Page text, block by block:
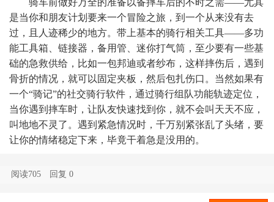
是当你和朋友计划要来一个冒险之旅，到一个从来没有去
过，且人迹稀少的地方。带上基本的骑行相关工具——多功
能工具箱、链接器，备用管、迷你打气筒，至少要有一些基
础的急救供给，比如一包邦迪或者纱布，这样摔伤后，遇到
骨折的情况，就可以固定夹板，然后包扎伤口。当然如果有
一个“骑记”的社交骑行软件，通过骑行组队功能轨迹定位，
当你遇到摔车时，让队友快速找到你，就不会叫天天不应，
叫地地不灵了。遇到紧急情况时，千万别紧张乱了头绪，要
让你的情绪稳定下来，毕竟干着急是没用的。
阅读705 回复0